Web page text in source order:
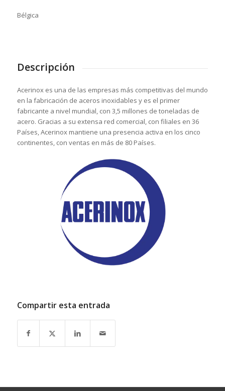
Bélgica
Descripción
Acerinox es una de las empresas más competitivas del mundo
en la fabricación de aceros inoxidables y es el primer
fabricante a nivel mundial, con 3,5 millones de toneladas de
acero. Gracias a su extensa red comercial, con filiales en 36
Países, Acerinox mantiene una presencia activa en los cinco
continentes, con ventas en más de 80 Países.
Compartir esta entrada